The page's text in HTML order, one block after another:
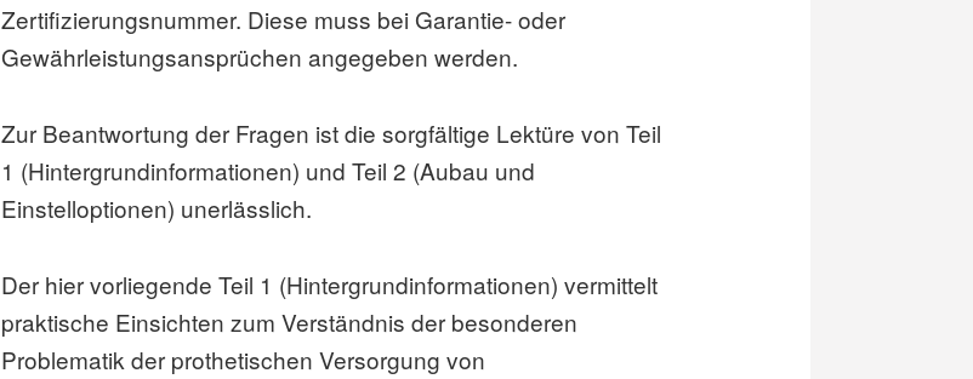
Zertifizierungsnummer. Diese muss bei Garantie- oder
Gewährleistungsansprüchen angegeben werden.
Zur Beantwortung der Fragen ist die sorgfältige Lektüre von Teil
1 (Hintergrundinformationen) und Teil 2 (Aubau und
Einstelloptionen) unerlässlich.
Der hier vorliegende Teil 1 (Hintergrundinformationen) vermittelt
praktische Einsichten zum Verständnis der besonderen
Problematik der prothetischen Versorgung von